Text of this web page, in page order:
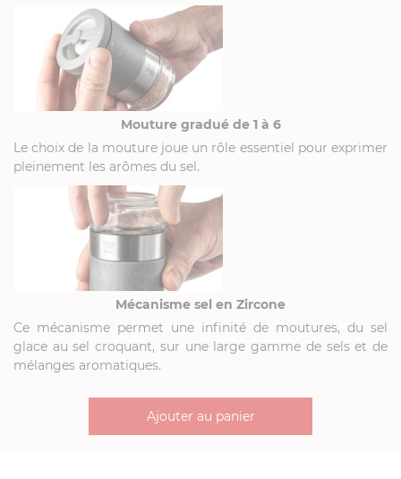
Mouture gradué de 1 à 6
Le choix de la mouture joue un rôle essentiel pour exprimer
pleinement les arômes du sel.
Mécanisme sel en Zircone
Ce mécanisme permet une infinité de moutures, du sel
glace au sel croquant, sur une large gamme de sels et de
mélanges aromatiques.
Ajouter au panier